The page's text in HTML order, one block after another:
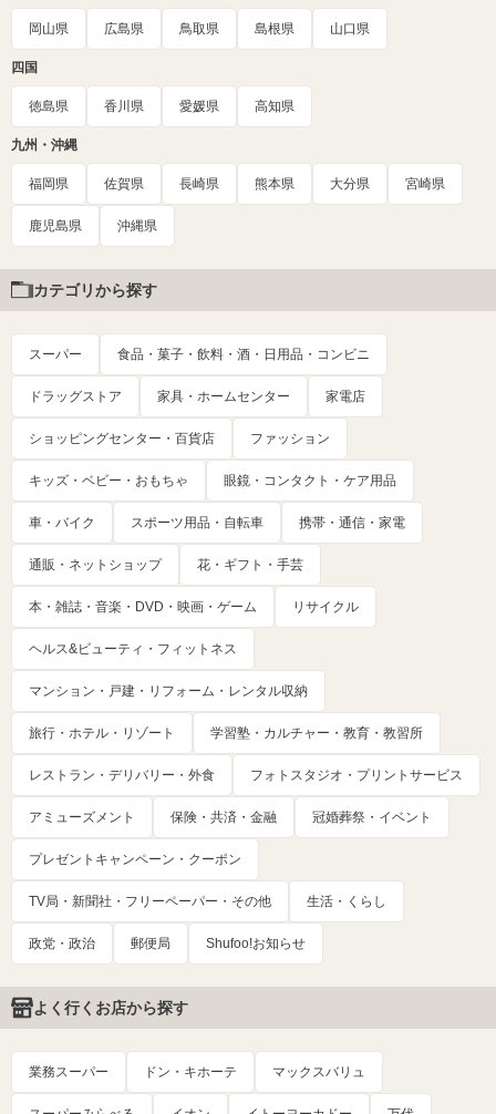
岡山県 広島県 鳥取県 島根県 山口県
四国
徳島県 香川県 愛媛県 高知県
九州・沖縄
福岡県 佐賀県 長崎県 熊本県 大分県 宮崎県
鹿児島県 沖縄県
カテゴリから探す
スーパー 食品・菓子・飲料・酒・日用品・コンビニ
ドラッグストア 家具・ホームセンター 家電店
ショッピングセンター・百貨店 ファッション
キッズ・ベビー・おもちゃ 眼鏡・コンタクト・ケア用品
車・バイク スポーツ用品・自転車 携帯・通信・家電
通販・ネットショップ 花・ギフト・手芸
本・雑誌・音楽・DVD・映画・ゲーム リサイクル
ヘルス&ビューティ・フィットネス
マンション・戸建・リフォーム・レンタル収納
旅行・ホテル・リゾート 学習塾・カルチャー・教育・教習所
レストラン・デリバリー・外食 フォトスタジオ・プリントサービス
アミューズメント 保険・共済・金融 冠婚葬祭・イベント
プレゼントキャンペーン・クーポン
TV局・新聞社・フリーペーパー・その他 生活・くらし
政党・政治 郵便局 Shufoo!お知らせ
よく行くお店から探す
業務スーパー ドン・キホーテ マックスバリュ